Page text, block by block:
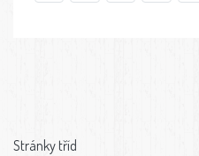
Stránky tříd